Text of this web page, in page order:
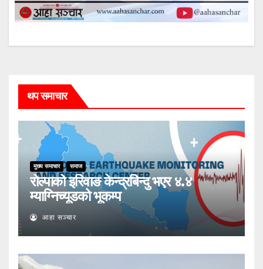
थप समाचार
मुख्य समाचार समाज
रोल्पाको इरिवाङ केन्द्रबिन्दु भएर ४.४
म्याग्निच्यूडको भूकम्प
आहा सञ्चार